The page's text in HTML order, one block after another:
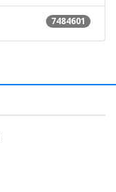
7484601